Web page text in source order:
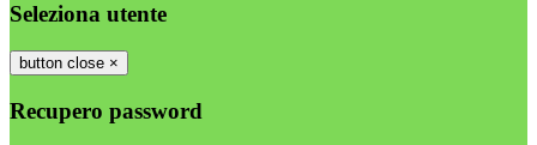
Seleziona utente
button close ×
Recupero password